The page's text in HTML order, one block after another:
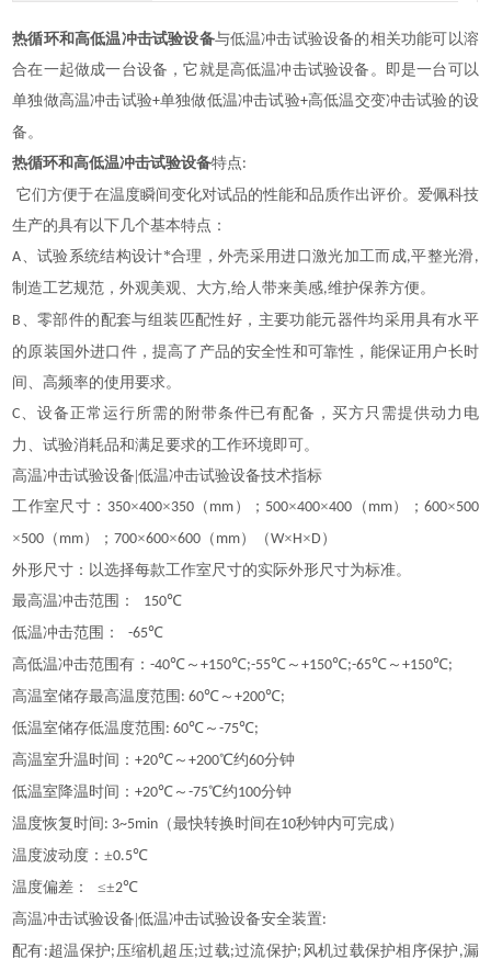
热循环和高低温冲击试验设备与低温冲击试验设备的相关功能可以溶
合在一起做成一台设备，它就是高低温冲击试验设备。即是一台可以
单独做高温冲击试验+单独做低温冲击试验+高低温交变冲击试验的设
备。
热循环和高低温冲击试验设备特点:
它们方便于在温度瞬间变化对试品的性能和品质作出评价。爱佩科技
生产的具有以下几个基本特点：
A、试验系统结构设计*合理，外壳采用进口激光加工而成,平整光滑,
制造工艺规范，外观美观、大方,给人带来美感,维护保养方便。
B 、零部件的配套与组装匹配性好，主要功能元器件均采用具有水平
的原装国外进口件，提高了产品的安全性和可靠性，能保证用户长时
间、高频率的使用要求。
C、设备正常运行所需的附带条件已有配备，买方只需提供动力电
力、试验消耗品和满足要求的工作环境即可。
高温冲击试验设备 |低温冲击试验设备技术指标
工作室尺寸： 350×400×350（ mm ）； 500×400×400 （ mm）； 600×500
×500 （ mm）；700×600×600 （ mm）（W×H×D ）
外形尺寸：以选择每款工作室尺寸的实际外形尺寸为标准。
最高温冲击范围：
150℃
低温冲击范围：
-65℃
高低温冲击范围有：-40℃～+150℃;-55℃～+150℃;-65℃～+150℃;
高温室储存最高温度范围 : 60℃～+200℃;
低温室储存低温度范围 : 60℃～-75℃;
高温室升温时间：+20℃～+200℃约60分钟
低温室降温时间：+20℃～-75℃约100分钟
温度恢复时间 : 3~5min （最快转换时间在10秒钟内可完成）
温度波动度：±0.5℃
温度偏差：
≤±2℃
高温冲击试验设备 |低温冲击试验设备安全装置:
配有:超温保护; 压缩机超压;过载;过流保护; 风机过载保护相序保护 ,漏